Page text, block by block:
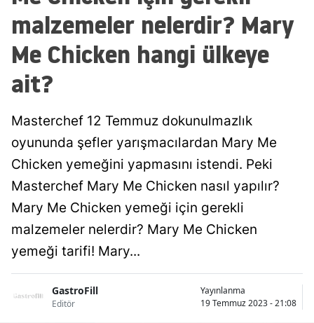
malzemeler nelerdir? Mary
Me Chicken hangi ülkeye
ait?
Masterchef 12 Temmuz dokunulmazlık
oyununda şefler yarışmacılardan Mary Me
Chicken yemeğini yapmasını istendi. Peki
Masterchef Mary Me Chicken nasıl yapılır?
Mary Me Chicken yemeği için gerekli
malzemeler nelerdir? Mary Me Chicken
yemeği tarifi! Mary...
GastroFill
Editör
Yayınlanma
19 Temmuz 2023 - 21:08